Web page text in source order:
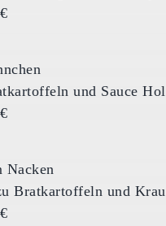
und Sauce
Nacken
Bratkartoffeln und